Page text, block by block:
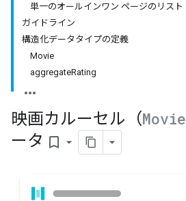
単一のオールインワン ページのリスト
ガイドライン
構造化データタイプの定義
Movie
aggregateRating
映画カルーセル（Movie
ータ bookmark_border